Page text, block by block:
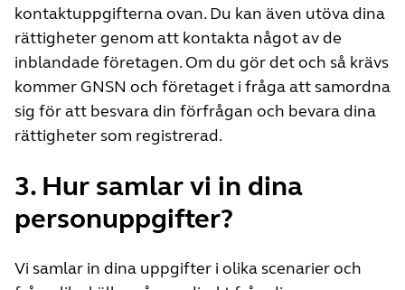
kontaktuppgifterna ovan. Du kan även utöva dina
rättigheter genom att kontakta något av de
inblandade företagen. Om du gör det och så krävs
kommer GNSN och företaget i fråga att samordna
sig för att besvara din förfrågan och bevara dina
rättigheter som registrerad.
3. Hur samlar vi in dina
personuppgifter?
Vi samlar in dina uppgifter i olika scenarier och